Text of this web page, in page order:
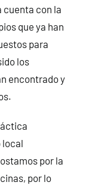
cuenta con la
que ya han
para
los
encontrado y
local
por la
por lo